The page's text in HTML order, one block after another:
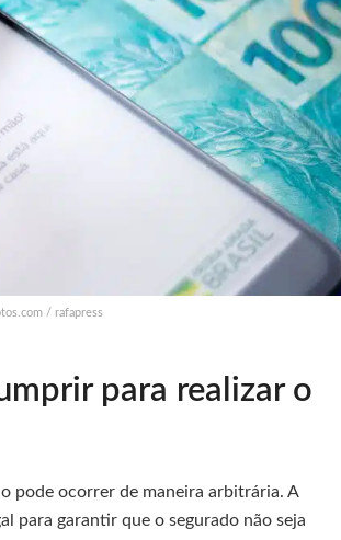
/ rafapress
para realizar o
pode ocorrer de maneira arbitrária. A
para garantir que o segurado não seja